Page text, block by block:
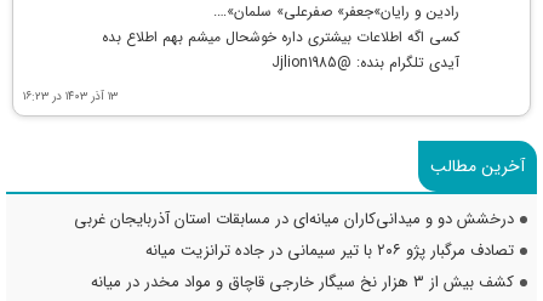
رادین و رایان»جعفر» صفرعلی» سلمان»….
کسی اگه اطلاعات بیشتری داره خوشحال میشم بهم اطلاع بده
آیدی تلگرام بنده: @Jjlion1985
۱۳ آذر ۱۴۰۳ در ۱۶:۲۳
آخرین مطالب
درخشش دو و میدانی‌کاران میانه‌ای در مسابقات استان آذربایجان غربی
تصادف مرگبار پژو ۲۰۶ با تیر سیمانی در جاده ترانزیت میانه
کشف بیش از ۳ هزار نخ سیگار خارجی قاچاق و مواد مخدر در میانه